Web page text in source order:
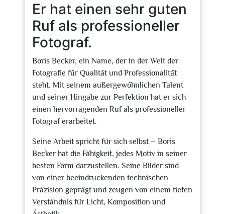
Er hat einen sehr guten
Ruf als professioneller
Fotograf.
Boris Becker, ein Name, der in der Welt der
Fotografie für Qualität und Professionalität
steht. Mit seinem außergewöhnlichen Talent
und seiner Hingabe zur Perfektion hat er sich
einen hervorragenden Ruf als professioneller
Fotograf erarbeitet.
Seine Arbeit spricht für sich selbst – Boris
Becker hat die Fähigkeit, jedes Motiv in seiner
besten Form darzustellen. Seine Bilder sind
von einer beeindruckenden technischen
Präzision geprägt und zeugen von einem tiefen
Verständnis für Licht, Komposition und